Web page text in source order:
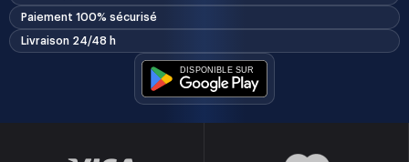
Paiement 100% sécurisé
Livraison 24/48 h